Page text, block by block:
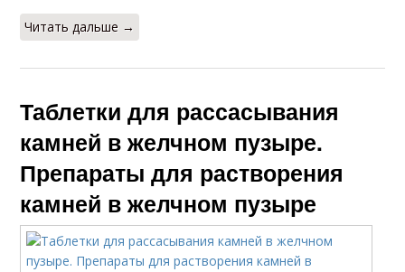
Читать дальше →
Таблетки для рассасывания
камней в желчном пузыре.
Препараты для растворения
камней в желчном пузыре